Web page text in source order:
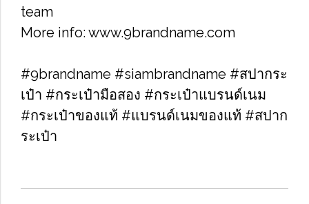
team
More info: www.9brandname.com
#9brandname #siambrandname #สปากระ
เป๋า #กระเป๋ามือสอง #กระเป๋าแบรนด์เนม
#กระเป๋าของแท้ #แบรนด์เนมของแท้ #สปาก
ระเป๋า